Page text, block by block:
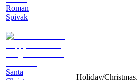
Roman
Spivak
Santa
Holiday/Christmas,